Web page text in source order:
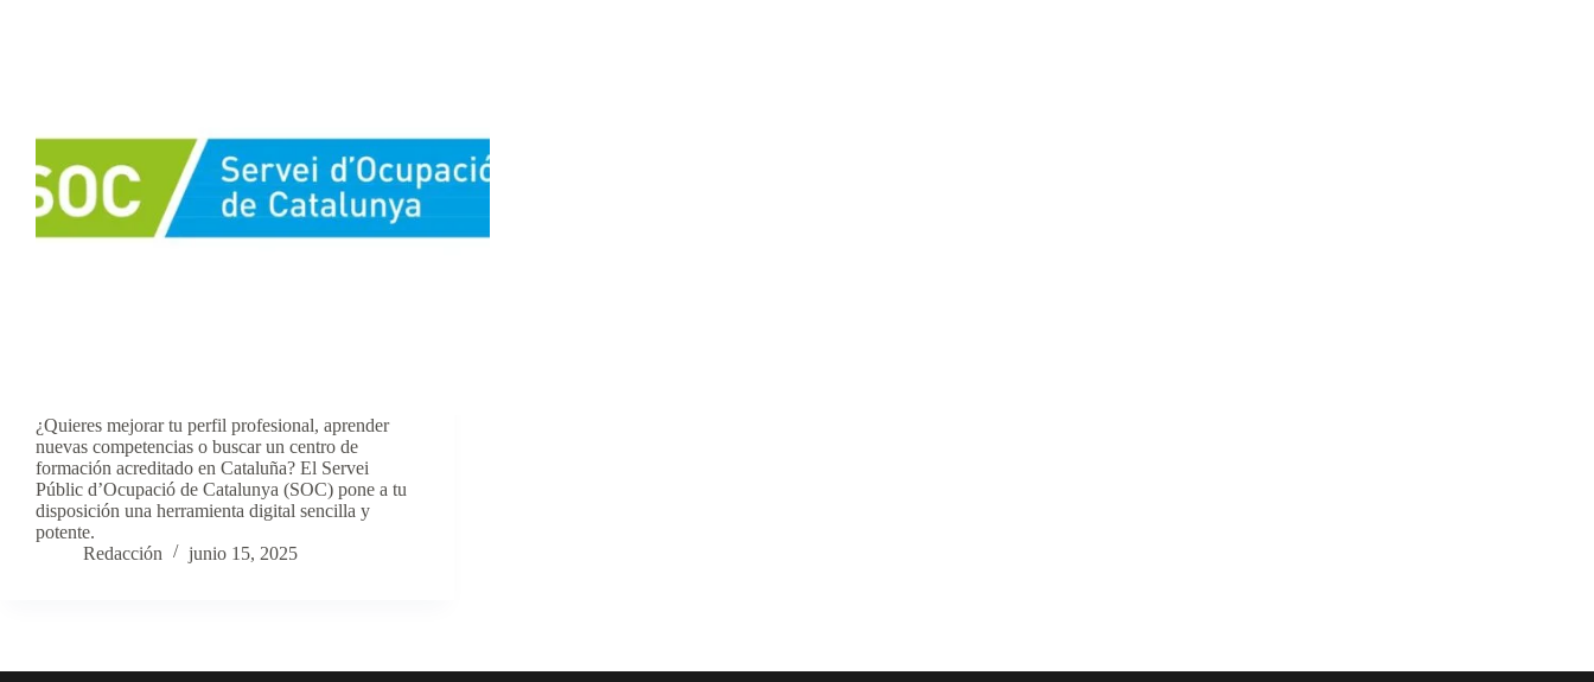
¿Quieres mejorar tu perfil profesional, aprender
nuevas competencias o buscar un centro de
formación acreditado en Cataluña? El Servei
Públic d’Ocupació de Catalunya (SOC) pone a tu
disposición una herramienta digital sencilla y
potente.
Redacción
junio 15, 2025